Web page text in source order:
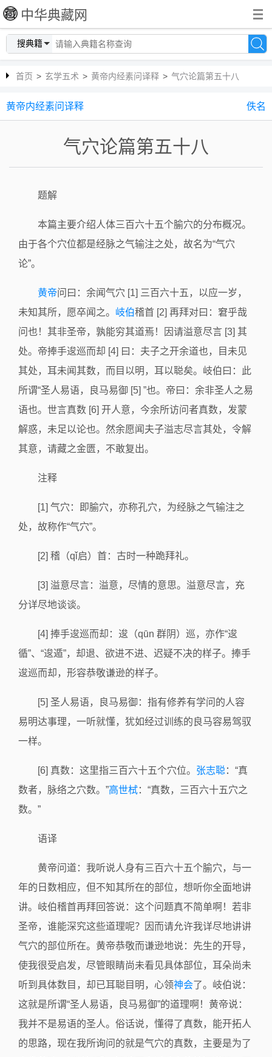
中华典藏网
搜典籍
首页 > 玄学五术 > 黄帝内经素问译释 > 气穴论篇第五十八
黄帝内经素问译释 佚名
气穴论篇第五十八
题解
本篇主要介绍人体三百六十五个腧穴的分布概况。
由于各个穴位都是经脉之气输注之处，故名为“气穴
论”。
黄帝问曰：余闻气穴 [1] 三百六十五，以应一岁，
未知其所，愿卒闻之。 岐伯稽首 [2] 再拜对曰：窘乎哉
问也！其非圣帝，孰能穷其道焉！因请溢意尽言 [3] 其
处。帝捧手逡巡而却 [4] 曰：夫子之开余道也，目未见
其处，耳未闻其数，而目以明，耳以聪矣。岐伯曰：此
所谓“圣人易语，良马易御 [5] ”也。帝曰：余非圣人之易
语也。世言真数 [6] 开人意，今余所访问者真数，发蒙
解惑，未足以论也。然余愿闻夫子溢志尽言其处，令解
其意，请藏之金匮，不敢复出。
注释
[1] 气穴：即腧穴，亦称孔穴，为经脉之气输注之
处，故称作“气穴”。
[2] 稽（qǐ启）首：古时一种跪拜礼。
[3] 溢意尽言：溢意，尽情的意思。溢意尽言，充
分详尽地谈谈。
[4] 捧手逡巡而却：逡（qūn 群阴）巡，亦作“逡
循”、“逡遁”，却退、欲进不进、迟疑不决的样子。捧手
逡巡而却，形容恭敬谦逊的样子。
[5] 圣人易语，良马易御：指有修养有学问的人容
易明达事理，一听就懂，犹如经过训练的良马容易驾驭
一样。
[6] 真数：这里指三百六十五个穴位。 张志聪 ：“真
数者，脉络之穴数。”高世栻：“真数，三百六十五穴之
数。”
语译
黄帝问道：我听说人身有三百六十五个腧穴，与一
年的日数相应，但不知其所在的部位，想听你全面地讲
讲。岐伯稽首再拜回答说：这个问题真不简单啊！若非
圣帝，谁能深究这些道理呢？因而请允许我详尽地讲讲
气穴的部位所在。黄帝恭敬而谦逊地说：先生的开导，
使我很受启发，尽管眼睛尚未看见具体部位，耳朵尚未
听到具体数目，却已耳聪目明，心领神会了。岐伯说：
这就是所谓“圣人易语，良马易御”的道理啊！黄帝说：
我并不是易语的圣人。俗话说，懂得了真数，能开拓人
的思路，现在我所询问的就是气穴的真数，主要是为了